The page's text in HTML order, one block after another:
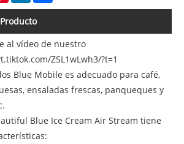
al vídeo de nuestro
ZSL1wLwh3/?t=1
Blue Mobile es adecuado para café,
ensaladas frescas, panqueques y
Blue Ice Cream Air Stream tiene